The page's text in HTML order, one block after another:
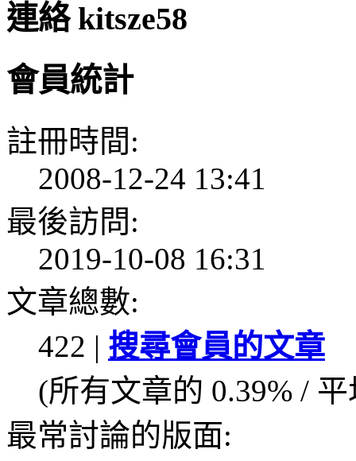
連絡 kitsze58
會員統計
註冊時間:
2008-12-24 13:41
最後訪問:
2019-10-08 16:31
文章總數:
422 | 搜尋會員的文章
(所有文章的 0.39% /
最常討論的版面: